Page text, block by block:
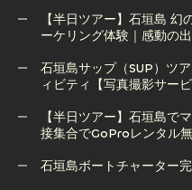
幻の島上陸のみツアー！
【半日ツアー】石垣島
ーケリング体験｜感動の
【半日ツアー】石垣島 幻
石垣島サップ（SUP）ツ
ィビティ【写真撮影サービ
石垣島サップ（SUP）ツ
【半日ツアー】石垣島で
接集合でGoProレンタル
石垣島ボートチャーター